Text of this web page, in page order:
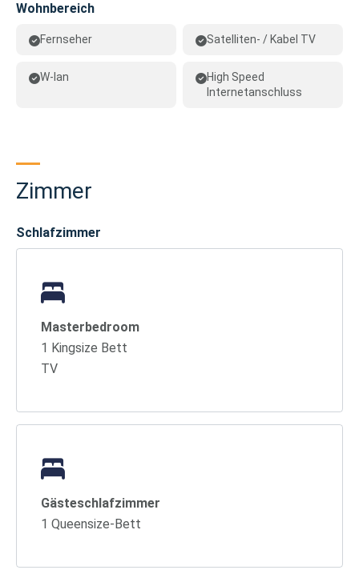
Wohnbereich
Fernseher Satelliten- / Kabel TV
W-lan
High Speed
Internetanschluss
Zimmer
Schlafzimmer
Masterbedroom
1 Kingsize Bett
TV
Gästeschlafzimmer
1 Queensize-Bett